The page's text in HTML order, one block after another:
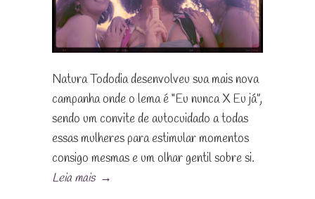
Natura Tododia desenvolveu sua mais nova
campanha onde o lema é “Eu nunca X Eu já”,
sendo um convite de autocuidado a todas
essas mulheres para estimular momentos
consigo mesmas e um olhar gentil sobre si.
Leia mais →